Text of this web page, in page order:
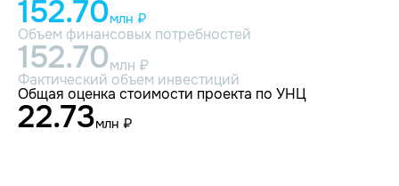
152.70млн ₽
Объем финансовых потребностей
152.70млн ₽
Фактический объем инвестиций
Общая оценка стоимости проекта по УНЦ
22.73млн ₽